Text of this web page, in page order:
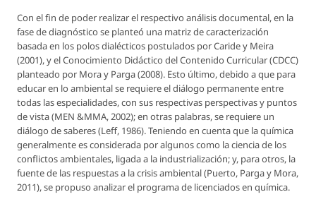
Con el fin de poder realizar el respectivo análisis documental, en la
fase de diagnóstico se planteó una matriz de caracterización
basada en los polos dialécticos postulados por Caride y Meira
(2001), y el Conocimiento Didáctico del Contenido Curricular (CDCC)
planteado por Mora y Parga (2008). Esto último, debido a que para
educar en lo ambiental se requiere el diálogo permanente entre
todas las especialidades, con sus respectivas perspectivas y puntos
de vista (MEN &MMA, 2002); en otras palabras, se requiere un
diálogo de saberes (Leff, 1986). Teniendo en cuenta que la química
generalmente es considerada por algunos como la ciencia de los
conflictos ambientales, ligada a la industrialización; y, para otros, la
fuente de las respuestas a la crisis ambiental (Puerto, Parga y Mora,
2011), se propuso analizar el programa de licenciados en química.